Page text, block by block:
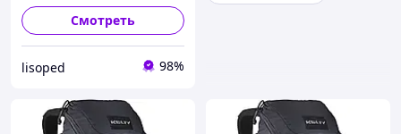
Смотреть
lisoped 98%